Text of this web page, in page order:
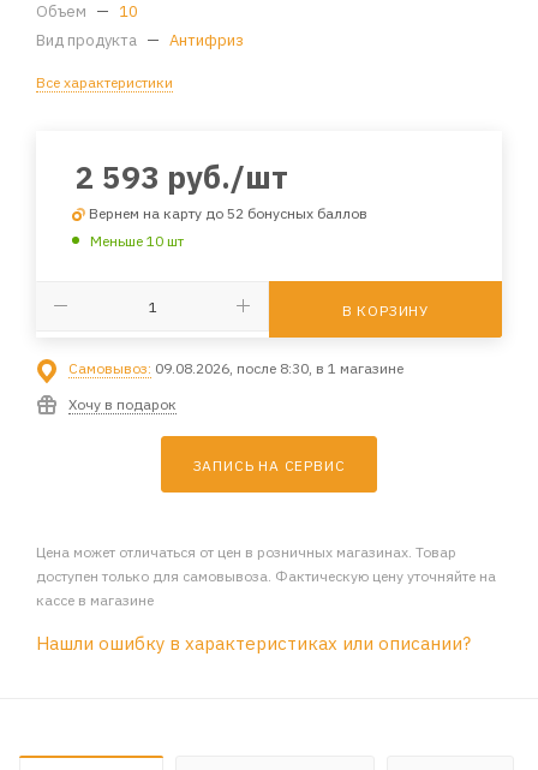
Объем — 10
Вид продукта — Антифриз
Все характеристики
2 593 руб./шт
Вернем на карту до 52 бонусных баллов
Меньше 10 шт
В КОРЗИНУ
Самовывоз: 09.08.2026, после 8:30, в 1 магазине
Хочу в подарок
ЗАПИСЬ НА СЕРВИС
Цена может отличаться от цен в розничных магазинах. Товар
доступен только для самовывоза. Фактическую цену уточняйте на
кассе в магазине
Нашли ошибку в характеристиках или описании?